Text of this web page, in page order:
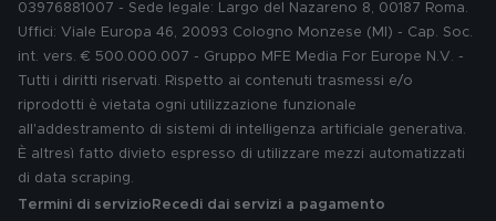
03976881007 - Sede legale: Largo del Nazareno 8, 00187 Roma.
Uffici: Viale Europa 46, 20093 Cologno Monzese (MI) - Cap. Soc.
int. vers. € 500.000.007 - Gruppo MFE Media For Europe N.V. -
Tutti i diritti riservati. Rispetto ai contenuti trasmessi e/o
riprodotti è vietata ogni utilizzazione funzionale
all'addestramento di sistemi di intelligenza artificiale generativa.
È altresì fatto divieto espresso di utilizzare mezzi automatizzati
di data scraping.
Termini di servizio Recedi dai servizi a pagamento